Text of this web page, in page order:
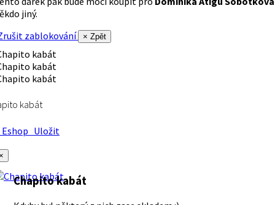
jiný.
zablokování
× Zpět
kabát
Uložit
Chapito kabát